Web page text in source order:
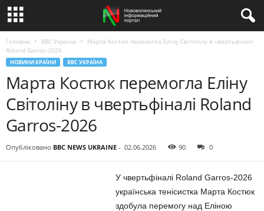
Головна BBC Україна
Марта Костюк перемогла Еліну Світоліну в чвертьфіналі
Roland Garros-2026
НОВИНИ КРАЇНИ BBC УКРАЇНА
Марта Костюк перемогла Еліну
Світоліну в чвертьфіналі Roland
Garros-2026
Опубліковано BBC NEWS UKRAINE - 02.06.2026 90 0
У чвертьфіналі Roland Garros-2026
українська тенісистка Марта Костюк
здобула перемогу над Еліною